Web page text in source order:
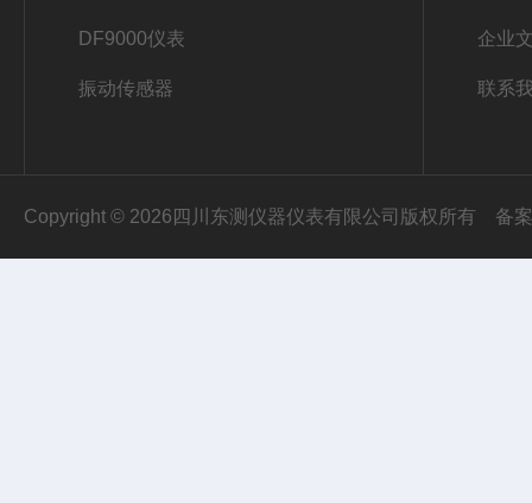
DF9000仪表
振动传感器
企业
联系
Copyright © 2026四川东测仪器仪表有限公司版权所有 备